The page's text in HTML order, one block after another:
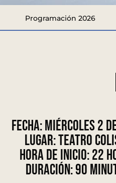
Programación 2026
Fecha:Miércoles 2
Lugar:Teatro
Hora de inicio:22
Duración:90